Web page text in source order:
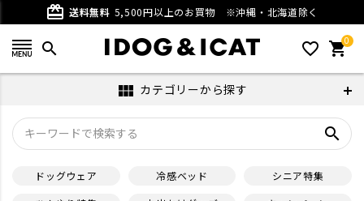
card_giftcard 送料無料 5,500円以上のお買物 ※沖縄・北海道除く
search favorite_outline 0
shopping_cart
view_module カテゴリーから探す
search
ドッグウェア 冷感ベッド
シニア特集